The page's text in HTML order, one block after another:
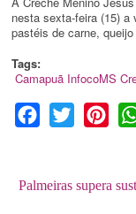
nesta sexta-feira (15)
pastéis de carne,
Tags:
Camapuã InfocoMS
Facebook
Twitter
Palmeiras supera